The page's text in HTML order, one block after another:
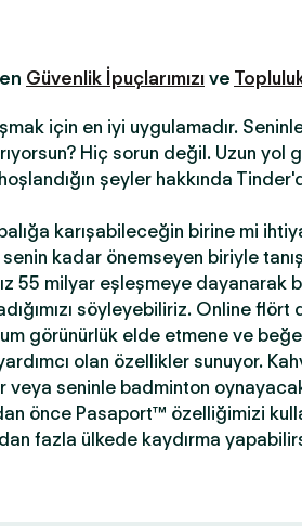
Güvenlik İpuçlarımızı ve
için en iyi uygulamadır.
Hiç sorun değil. Uzun yol
şeyler hakkında
karışabileceğin birine mi
kadar önemseyen biriyle
55 milyar eşleşmeye dayanarak
söyleyebiliriz. Online flört
görünürlük elde etmene ve
olan özellikler sunuyor.
veya seninle badminton
önce Pasaport™ özelliğimizi
fazla ülkede kaydırma